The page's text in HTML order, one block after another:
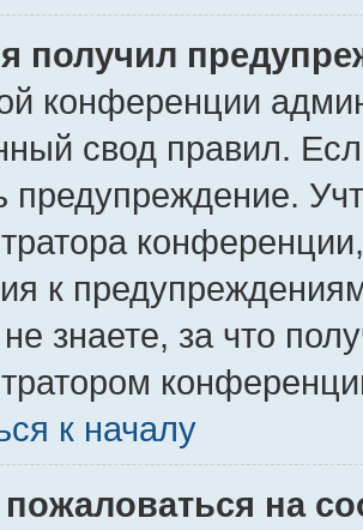
получил
конференции
свод правил.
предупреждение.
к
знаете, за что
к началу
на